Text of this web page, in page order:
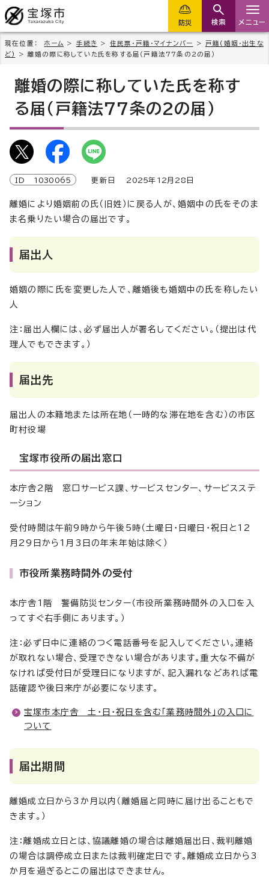
防災 検索 メニュー
現在位置： ホーム > 手続き > 住民票・戸籍・マイナンバー > 戸籍(婚姻・出生な
ど)
> 離婚の際に称していた氏を称する届（戸籍法77条の2の届）
離婚の際に称していた氏を称す
る届（戸籍法77条の2の届）
ID 1030065 更新日 2025年 12 月 28 日
離婚により婚姻前の氏（旧姓）に戻る人が、婚姻中の氏をそのま
ま名乗りたい場合の届出です。
届出人
婚姻の際に氏を変更した人で、離婚後も婚姻中の氏を称したい
人
注：届出人欄には、必ず届出人が署名してください。（提出は代
理人でもできます。）
届出先
届出人の本籍地または所在地（一時的な滞在地を含む）の市区
町村役場
宝塚市役所の届出窓口
本庁舎2階 窓口サービス課、サービスセンター、サービスステ
ーション
受付時間は午前9時から午後5時（土曜日・日曜日・祝日と12
月29日から1月3日の年末年始は除く）
市役所業務時間外の受付
本庁舎1階 警備防災センター（市役所業務時間外の入口を入
ってすぐ右手側にあります。）
注：必ず日中に連絡のつく電話番号を記入してください。連絡
が取れない場合、受理できない場合があります。重大な不備が
なければ受付日が受理日になりますが、記入漏れなどあれば電
話確認や後日来庁が必要になります。
宝塚市本庁舎 土・日・祝日を含む「業務時間外」の入口に
ついて
届出期間
離婚成立日から3か月以内（離婚届と同時に届け出ることもで
きます。）
注：離婚成立日とは、協議離婚の場合は離婚届出日、裁判離婚
の場合は調停成立日または裁判確定日です。離婚成立日から3
か月を過ぎるとこの届出はできません。